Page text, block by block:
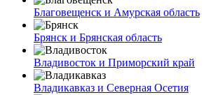
Благовещенск и Амурская область
Брянск и Брянская область
Владивосток и Приморский край
Владикавказ и Северная Осетия